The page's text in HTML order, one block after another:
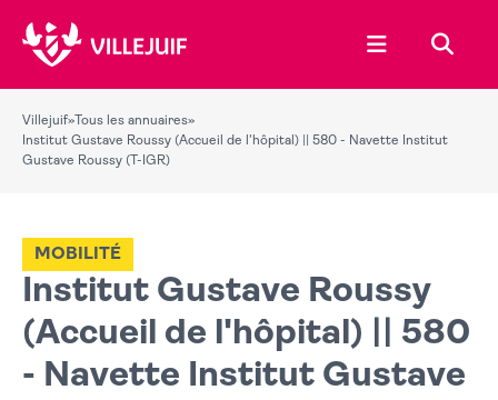
Ouvrir le
Villejuif» Tous les annuaires»
Institut Gustave Roussy (Accueil de l'hôpital) || 580 - Navette Institut
Gustave Roussy (T-IGR)
Institut Gustave Roussy
(Accueil de l'hôpital) || 580
- Navette Institut Gustave
MOBILITÉ